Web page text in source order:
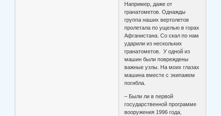
Например, даже от
гранатометов. Однажды
группа наших вертолетов
пролетала по ущелью в горах
Афганистана. Со скал по нам
ударили из нескольких
гранатометов. У одной из
машин были повреждены
важные узлы. На моих глазах
машина вместе с экипажем
погибла.
– Были ли в первой
государственной программе
вооружения 1996 года,